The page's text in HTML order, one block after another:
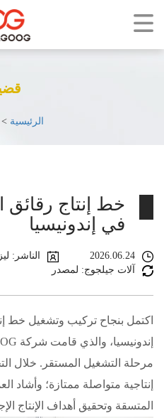
الرئيسية >
خط إنتاج رقائق
في إندونيسيا
2026.06.24
الناشر: ليزا
آلات جيلجوج: لمصدر
اكتمل بنجاح تركيب وتشغيل خط
مرحلة التشغيل المستقر. خلال
إنتاجية متواصلة ممتازة؛ وأشاد
المتسقة وتحقيق أهداف الإنتاج